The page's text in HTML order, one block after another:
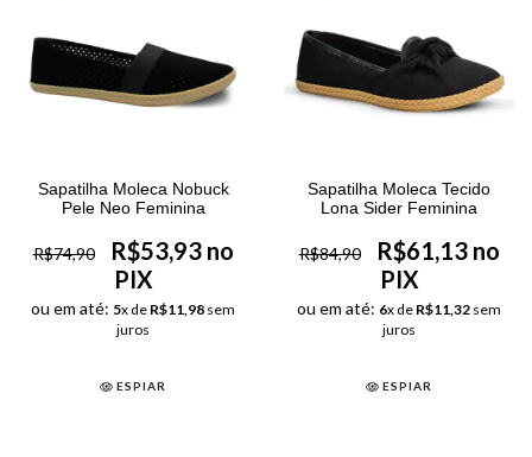
Sapatilha Moleca Nobuck
Pele Neo Feminina
R$74,90
R$53,93 no
PIX
ou em até: 5x de R$11,98 sem
juros
ESPIAR
Sapatilha Moleca Tecido
Lona Sider Feminina
R$84,90
R$61,13 no
PIX
ou em até: 6x de R$11,32 sem
juros
ESPIAR